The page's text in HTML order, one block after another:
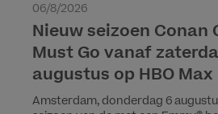
06/8/2026
Nieuw seizoen Conan
Must Go vanaf
augustus op HBO Max
Amsterdam, donderdag 6